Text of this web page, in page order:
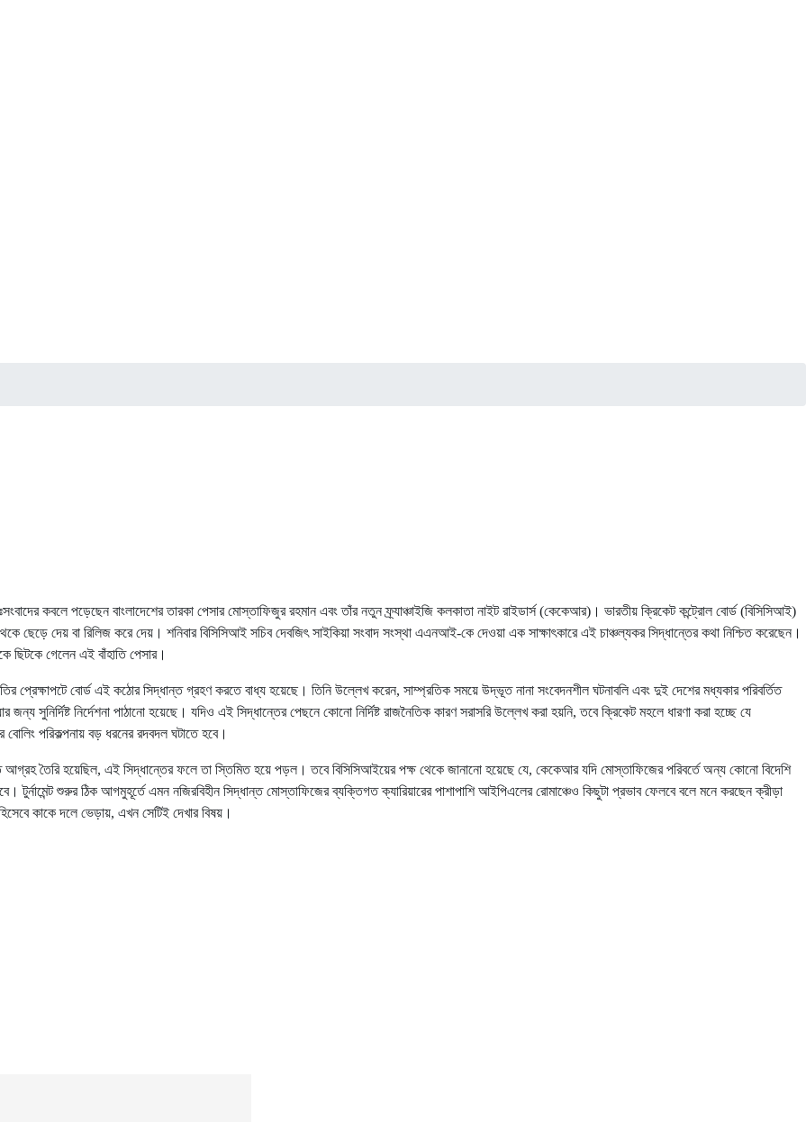
কবলে পড়েছেন বাংলাদেশের তারকা পেসার মোস্তাফিজুর রহমান এবং তাঁর নতুন ফ্র্যাঞ্চাইজি কলকাতা নাইট রাইডার্স (কেকেআর)। ভারতীয় ক্রিকেট কন্ট্রোল বোর্ড (বিসিসিআই)
ছেড়ে দেয় বা রিলিজ করে দেয়। শনিবার বিসিসিআই সচিব দেবজিৎ সাইকিয়া সংবাদ সংস্থা এএনআই-কে দেওয়া এক সাক্ষাৎকারে এই চাঞ্চল্যকর সিদ্ধান্তের কথা নিশ্চিত করেছেন।
ছিটকে গেলেন এই বাঁহাতি পেসার।
প্রেক্ষাপটে বোর্ড এই কঠোর সিদ্ধান্ত গ্রহণ করতে বাধ্য হয়েছে। তিনি উল্লেখ করেন, সাম্প্রতিক সময়ে উদ্ভূত নানা সংবেদনশীল ঘটনাবলি এবং দুই দেশের মধ্যকার পরিবর্তিত
সুনির্দিষ্ট নির্দেশনা পাঠানো হয়েছে। যদিও এই সিদ্ধান্তের পেছনে কোনো নির্দিষ্ট রাজনৈতিক কারণ সরাসরি উল্লেখ করা হয়নি, তবে ক্রিকেট মহলে ধারণা করা হচ্ছে যে
পরিকল্পনায় বড় ধরনের রদবদল ঘটাতে হবে।
তৈরি হয়েছিল, এই সিদ্ধান্তের ফলে তা স্তিমিত হয়ে পড়ল। তবে বিসিসিআইয়ের পক্ষ থেকে জানানো হয়েছে যে, কেকেআর যদি মোস্তাফিজের পরিবর্তে অন্য কোনো বিদেশি
টুর্নামেন্ট শুরুর ঠিক আগমুহূর্তে এমন নজিরবিহীন সিদ্ধান্ত মোস্তাফিজের ব্যক্তিগত ক্যারিয়ারের পাশাপাশি আইপিএলের রোমাঞ্চেও কিছুটা প্রভাব ফেলবে বলে মনে করছেন ক্রীড়া
কাকে দলে ভেড়ায়, এখন সেটিই দেখার বিষয়।